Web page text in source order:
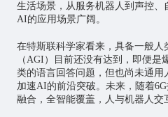
生活场景，从服务机器人到声控、
AI的应用场景广阔。
在特斯联科学家看来，具备一般
（AGI）目前还没有达到，即便是
类的语言回答问题，但也尚未通
加速AI的前沿突破。未来，随着
融合，全智能覆盖，人与机器人交